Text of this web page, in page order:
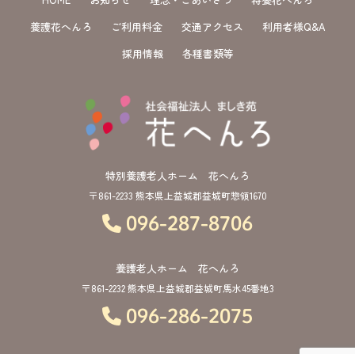
養護花へんろ
ご利用料金 交通アクセス
利用者様Q&A
採用情報
各種書類等
特別養護老人ホーム 花へんろ
〒861-2233 熊本県上益城郡益城町惣領1670
096-287-8706
養護老人ホーム 花へんろ
〒861-2232 熊本県上益城郡益城町馬水45番地3
096-286-2075